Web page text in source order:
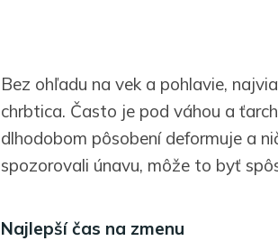
Bez ohľadu na vek a pohlavie,
chrbtica. Často je pod váhou a
dlhodobom pôsobení deformuje a
spozorovali únavu, môže to byť
Najlepší čas na zmenu